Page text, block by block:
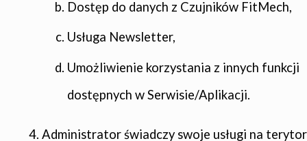
Dostęp do danych z Czujników FitMech,
Usługa Newsletter,
Umożliwienie korzystania z innych funkcji
dostępnych w Serwisie/Aplikacji.
Administrator świadczy swoje usługi na